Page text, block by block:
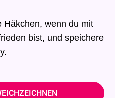
Häkchen, wenn du mit
bist, und speichere